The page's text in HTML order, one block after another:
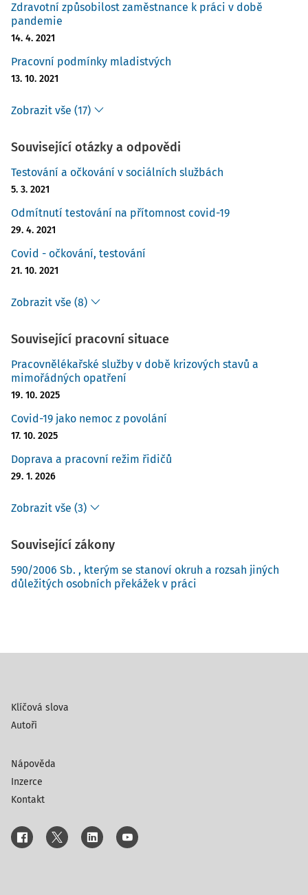
Zdravotní způsobilost zaměstnance k práci v době
pandemie
14. 4. 2021
Pracovní podmínky mladistvých
13. 10. 2021
Zobrazit vše (17)
Související otázky a odpovědi
Testování a očkování v sociálních službách
5. 3. 2021
Odmítnutí testování na přítomnost covid-19
29. 4. 2021
Covid - očkování, testování
21. 10. 2021
Zobrazit vše (8)
Související pracovní situace
Pracovnělékařské služby v době krizových stavů a
mimořádných opatření
19. 10. 2025
Covid-19 jako nemoc z povolání
17. 10. 2025
Doprava a pracovní režim řidičů
29. 1. 2026
Zobrazit vše (3)
Související zákony
590/2006 Sb. , kterým se stanoví okruh a rozsah jiných
důležitých osobních překážek v práci
Klíčová slova
Autoři
Nápověda
Inzerce
Kontakt